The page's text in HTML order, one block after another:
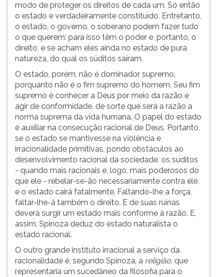
modo de proteger os direitos de cada um. Só então
o estado e verdadeiramente constituído. Entretanto,
o estado, o governo, o soberano podem fazer tudo
o que querem: para isso têm o poder e, portanto, o
direito, e se acham eles ainda no estado de pura
natureza, do qual os súditos saíram.
O estado, porém, não é dominador supremo,
porquanto não é o fim supremo do homem. Seu fim
supremo é conhecer a Deus por meio da razão e
agir de conformidade, de sorte que será a razão a
norma suprema da vida humana. O papel do estado
é auxiliar na consecução racional de Deus. Portanto,
se o estado se mantivesse na violência e
irracionalidade primitivas, pondo obstáculos ao
desenvolvimento racional da sociedade, os súditos
- quando mais racionais e, logo, mais poderosos do
que ele - rebelar-se-ão necessariamente contra ele,
e o estado cairá fatalmente. Faltando-lhe a força,
faltar-lhe-á também o direito. E de suas ruínas
deverá surgir um estado mais conforme à razão. E,
assim, Spinoza deduz do estado naturalista o
estado racional.
O outro grande instituto irracional a serviço da
racionalidade é, segundo Spinoza, a religião, que
representaria um sucedâneo da filosofia para o